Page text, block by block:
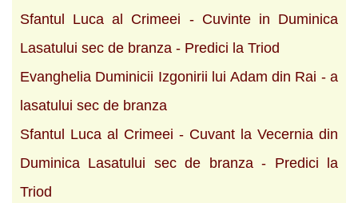
Sfantul Luca al Crimeei - Cuvinte in Duminica
Lasatului sec de branza - Predici la Triod
Evanghelia Duminicii Izgonirii lui Adam din Rai - a
lasatului sec de branza
Sfantul Luca al Crimeei - Cuvant la Vecernia din
Duminica Lasatului sec de branza - Predici la
Triod